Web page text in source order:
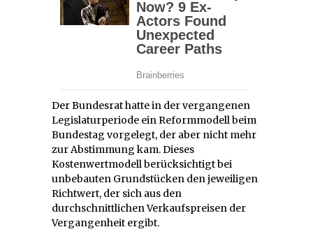
Der Bundesrat hatte in der vergangenen
Legislaturperiode ein Reformmodell beim
Bundestag vorgelegt, der aber nicht mehr
zur Abstimmung kam. Dieses
Kostenwertmodell berücksichtigt bei
unbebauten Grundstücken den jeweiligen
Richtwert, der sich aus den
durchschnittlichen Verkaufspreisen der
Vergangenheit ergibt.